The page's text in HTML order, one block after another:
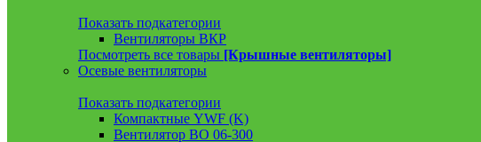
Показать подкатегории
Вентиляторы ВКР
Посмотреть все товары [Крышные вентиляторы]
Осевые вентиляторы
Показать подкатегории
Компактные YWF (K)
Вентилятор ВО 06-300